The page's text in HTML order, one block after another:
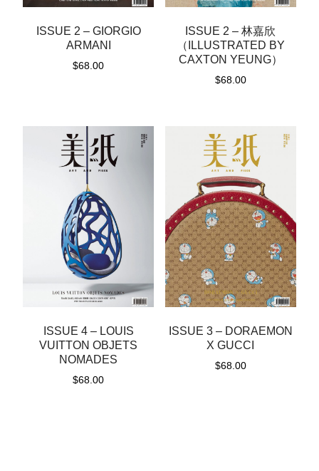
ISSUE 2 – GIORGIO
ARMANI
$68.00
ISSUE 2 – 林嘉欣
（ILLUSTRATED BY
CAXTON YEUNG）
$68.00
ISSUE 4 – LOUIS
VUITTON OBJETS
NOMADES
$68.00
ISSUE 3 – DORAEMON
X GUCCI
$68.00